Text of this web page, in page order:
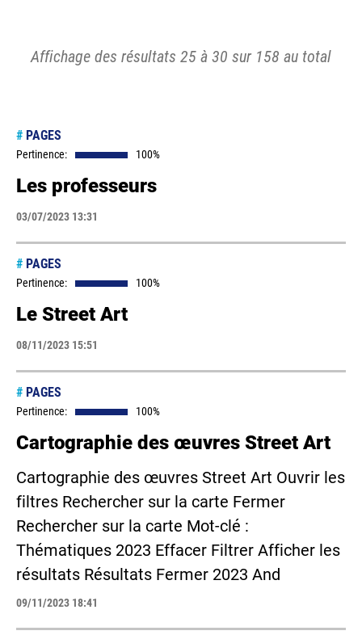
Affichage des résultats 25 à 30 sur 158 au total
# PAGES
Pertinence: 100%
Les professeurs
03/07/2023 13:31
# PAGES
Pertinence: 100%
Le Street Art
08/11/2023 15:51
# PAGES
Pertinence: 100%
Cartographie des œuvres Street Art
Cartographie des œuvres Street Art Ouvrir les
filtres Rechercher sur la carte Fermer
Rechercher sur la carte Mot-clé :
Thématiques 2023 Effacer Filtrer Afficher les
résultats Résultats Fermer 2023 And
09/11/2023 18:41